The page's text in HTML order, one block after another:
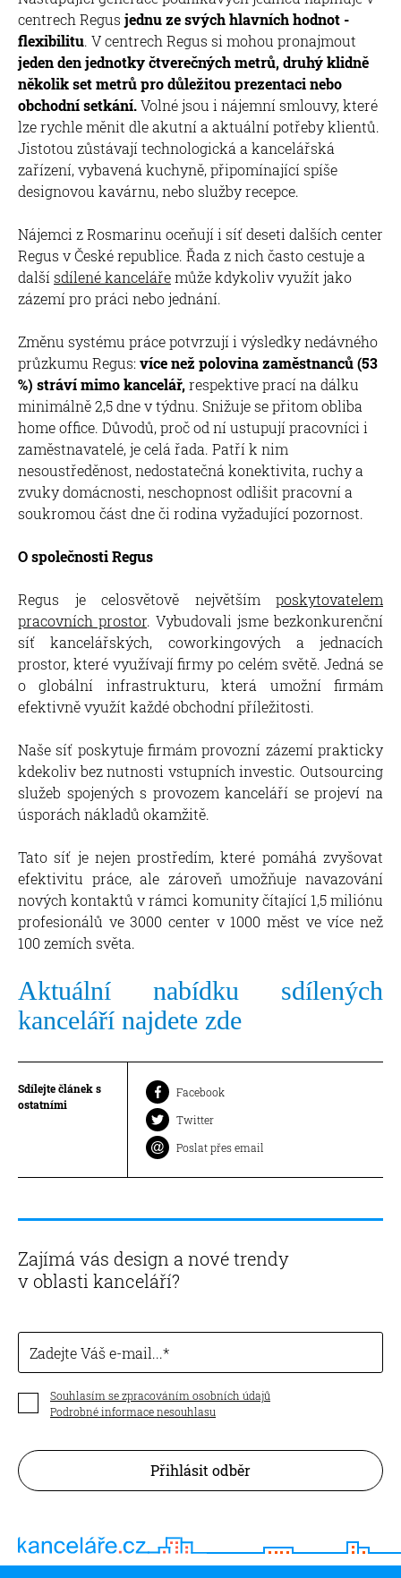
centrech Regus jednu ze svých hlavních hodnot -
flexibilitu. V centrech Regus si mohou pronajmout
jeden den jednotky čtverečných metrů, druhý klidně
několik set metrů pro důležitou prezentaci nebo
obchodní setkání.Volné jsou i nájemní smlouvy, které
lze rychle měnit dle akutní a aktuální potřeby klientů.
Jistotou zůstávají technologická a kancelářská
zařízení, vybavená kuchyně, připomínající spíše
designovou kavárnu, nebo služby recepce.
Nájemci z Rosmarinu oceňují i síť deseti dalších center
Regus v České republice. Řada z nich často cestuje a
další sdílené kancelářemůže kdykoliv využít jako
zázemí pro práci nebo jednání.
Změnu systému práce potvrzují i výsledky nedávného
průzkumu Regus: více než polovina zaměstnanců (53
%) stráví mimo kancelář,respektive prací na dálku
minimálně 2,5 dne v týdnu. Snižuje se přitom obliba
home office. Důvodů, proč od ní ustupují pracovníci i
zaměstnavatelé, je celá řada. Patří k nim
nesoustředěnost, nedostatečná konektivita, ruchy a
zvuky domácnosti, neschopnost odlišit pracovní a
soukromou část dne či rodina vyžadující pozornost.
O společnosti Regus
Regus je celosvětově největším poskytovatelem
pracovních prostor. Vybudovali jsme bezkonkurenční
síť kancelářských, coworkingových a jednacích
prostor, které využívají firmy po celém světě. Jedná se
o globální infrastrukturu, která umožní firmám
efektivně využít každé obchodní příležitosti.
Naše síť poskytuje firmám provozní zázemí prakticky
kdekoliv bez nutnosti vstupních investic. Outsourcing
služeb spojených s provozem kanceláří se projeví na
úsporách nákladů okamžitě.
Tato síť je nejen prostředím, které pomáhá zvyšovat
efektivitu práce, ale zároveň umožňuje navazování
nových kontaktů v rámci komunity čítající 1,5 miliónu
profesionálů ve 3000 center v 1000 měst ve více než
100 zemích světa.
Aktuální nabídku sdílených
kanceláří najdete zde
Sdílejte článek s
ostatními
Facebook
Twitter
Poslat přes email
Zajímá vás design a nové trendy
v oblasti kanceláří?
Zadejte Váš e-mail...
Souhlasím se zpracováním osobních údajů
Podrobné informace nesouhlasu
Přihlásit odběr